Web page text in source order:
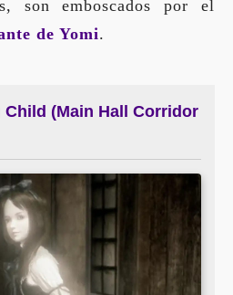
son emboscados por el
de Yomi.
Child (Main Hall Corridor